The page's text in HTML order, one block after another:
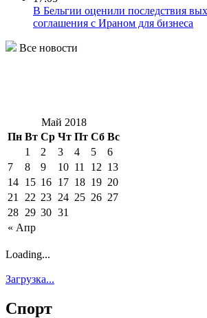
В Бельгии оценили последствия
соглашения с Ираном для бизнеса
Все новости
Май 2018
Пн Вт Ср Чт Пт Сб Вс
« Апр
1 2 3 4 5
6
7
8 9 10 11 12 13
14 15 16 17 18 19 20
21
22 23 24 25 26 27
28 29 30 31
Loading...
Загрузка...
Спорт